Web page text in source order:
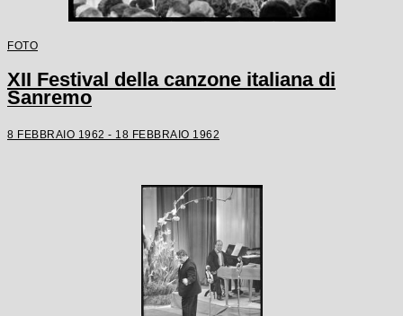
FOTO
XII Festival della canzone italiana di
Sanremo
8 FEBBRAIO 1962 - 18 FEBBRAIO 1962